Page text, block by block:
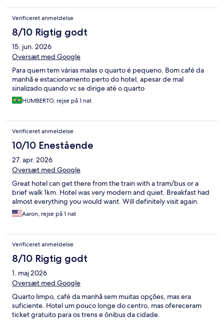
Verificeret anmeldelse
8/10 Rigtig godt
15. jun. 2026
Oversæt med Google
Para quem tem várias malas o quarto é pequeno. Bom café da
manhã e estacionamento perto do hotel, apesar de mal
sinalizado quando vc se dirige até o quarto
HUMBERTO, rejse på 1 nat
Verificeret anmeldelse
10/10 Enestående
27. apr. 2026
Oversæt med Google
Great hotel can get there from the train with a tram/bus or a
brief walk 1km. Hotel was very modern and quiet. Breakfast had
almost everything you would want. Will definitely visit again.
Aaron, rejse på 1 nat
Verificeret anmeldelse
8/10 Rigtig godt
1. maj 2026
Oversæt med Google
Quarto limpo, café da manhã sem muitas opções, mas era
suficiente. Hotel um pouco longe do centro, mas ofereceram
ticket gratuito para os trens e ônibus da cidade.